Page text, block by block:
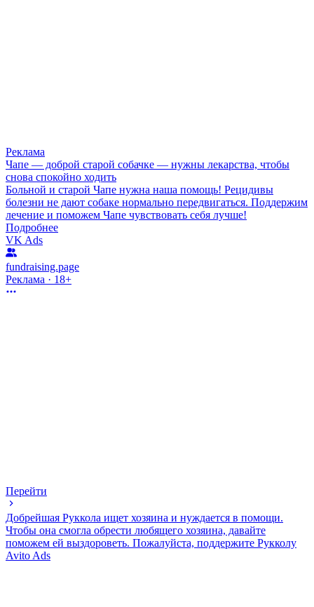
Реклама
Чапе — доброй старой собачке — нужны лекарства, чтобы
снова спокойно ходить
Больной и старой Чапе нужна наша помощь! Рецидивы
болезни не дают собаке нормально передвигаться. Поддержим
лечение и поможем Чапе чувствовать себя лучше!
Подробнее
VK Ads
fundraising.page
Реклама · 18+
Перейти
Добрейшая Руккола ищет хозяина и нуждается в помощи.
Чтобы она смогла обрести любящего хозяина, давайте
поможем ей выздороветь. Пожалуйста, поддержите Рукколу
Avito Ads